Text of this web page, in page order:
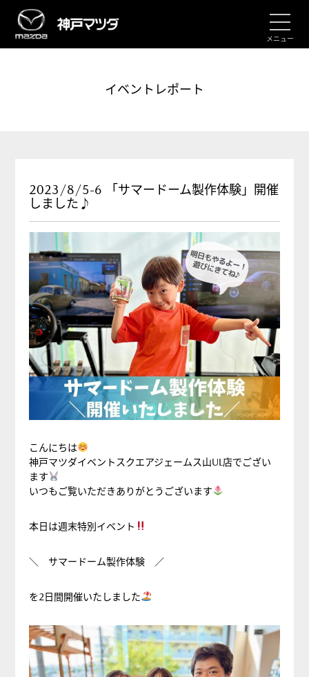
メニュー
イベントレポート
2023/8/5-6 「サマードーム製作体験」開催
しました♪
こんにちは
神戸マツダイベントスクエアジェームス山UL店でござい
ます
いつもご覧いただきありがとうございます
本日は週末特別イベント
＼ サマードーム製作体験 ／
を2日間開催いたしました